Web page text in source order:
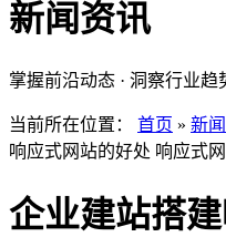
新闻资讯
掌握前沿动态 · 洞察行业趋
当前所在位置： 首页 » 新
响应式网站的好处 响应式
企业建站搭